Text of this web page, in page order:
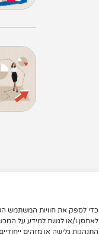
לאחסן ו/או לגשת למידע על
התנהגות גלישה או מזהים